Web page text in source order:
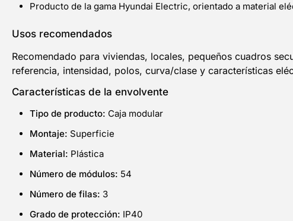
Producto de la gama Hyundai Electric, orientado a material
Usos recomendados
Recomendado para viviendas, locales, pequeños cuadros
referencia, intensidad, polos, curva/clase y características
Características de la envolvente
Tipo de producto: Caja modular
Montaje: Superficie
Material: Plástica
Número de módulos: 54
Número de filas: 3
Grado de protección: IP40